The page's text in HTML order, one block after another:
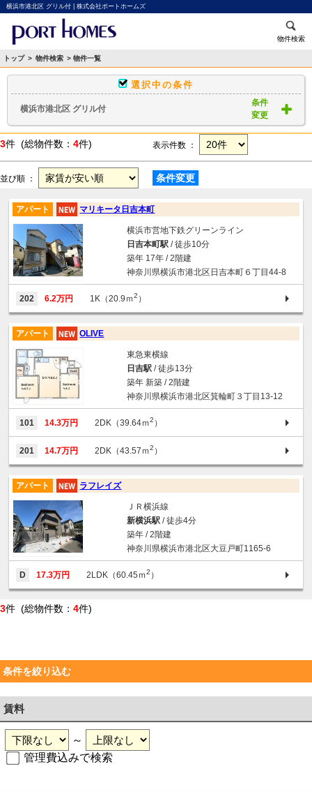
横浜市港北区 グリル付 | 株式会社ポートホームズ
物件検索
トップ > 物件検索 > 物件一覧
選択中の条件
横浜市港北区 グリル付
条件
変更
3件 (総物件数： 4件) 表示件数 ：
並び順 ： 条件変更
アパート マリキータ日吉本町
横浜市営地下鉄グリーンライン
日吉本町駅/ 徒歩10分
築年 17年 / 2階建
神奈川県横浜市港北区日吉本町６丁目44-8
202 6.2万円 1K（20.9ｍ2 ）
アパート OLIVE
東急東横線
日吉駅/ 徒歩13分
築年 新築 / 2階建
神奈川県横浜市港北区箕輪町３丁目13-12
101 14.3万円 2DK（39.64ｍ2 ）
201 14.7万円 2DK（43.57ｍ2 ）
アパート ラフレイズ
ＪＲ横浜線
新横浜駅/ 徒歩4分
築年 / 2階建
神奈川県横浜市港北区大豆戸町1165-6
D 17.3万円 2LDK（60.45ｍ2 ）
3件 (総物件数： 4件)
条件を絞り込む
賃料
～
管理費込みで検索